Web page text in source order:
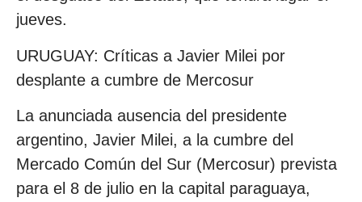
jueves.
URUGUAY: Críticas a Javier Milei por
desplante a cumbre de Mercosur
La anunciada ausencia del presidente
argentino, Javier Milei, a la cumbre del
Mercado Común del Sur (Mercosur) prevista
para el 8 de julio en la capital paraguaya,